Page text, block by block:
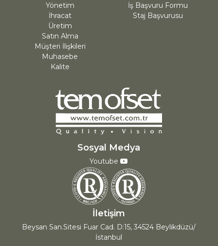
Yönetim
İhracat
Üretim
Satın Alma
Müşteri İlişkileri
Muhasebe
Kalite
İş Başvuru Formu
Staj Başvurusu
Sosyal Medya
Youtube
İletişim
Beysan San.Sitesi Fuar Cad. D:15, 34524 Beylikdüzü/
İstanbul